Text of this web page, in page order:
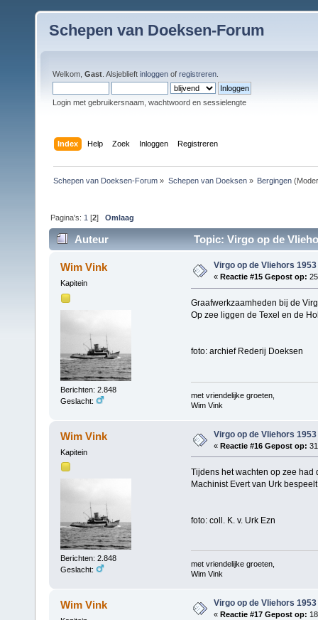
Schepen van Doeksen-Forum
Welkom, Gast . Alsjeblieft inloggen of registreren
Login met gebruikersnaam, wachtwoord en sessielengte
Index Help Zoek Inloggen Registreren
Schepen van Doeksen-Forum » Schepen van Doeksen» Bergingen
Pagina's: 1 [2]Omlaag
Auteur Topic: Virgo op de
Wim Vink
Kapitein
Berichten: 2.848
Geslacht:
Virgo op de Vliehors 1953
« Reactie #15 Gepost op:
Graafwerkzaamheden bij de
Op zee liggen de Texel en de
foto: archief Rederij Doeksen
met vriendelijke groeten,
Wim Vink
Wim Vink
Kapitein
Berichten: 2.848
Geslacht:
Virgo op de Vliehors 1953
« Reactie #16 Gepost op:
Tijdens het wachten op zee
Machinist Evert van Urk
foto: coll. K. v. Urk Ezn
met vriendelijke groeten,
Wim Vink
Wim Vink Virgo op de Vliehors 1953
« Reactie #17 Gepost op: